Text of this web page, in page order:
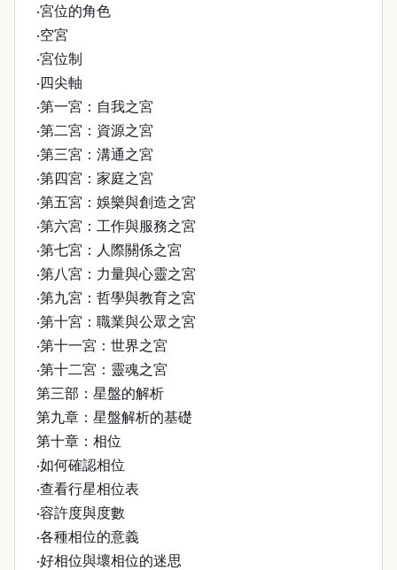
‧宮位的角色
‧空宮
‧宮位制
‧四尖軸
‧第一宮：自我之宮
‧第二宮：資源之宮
‧第三宮：溝通之宮
‧第四宮：家庭之宮
‧第五宮：娛樂與創造之宮
‧第六宮：工作與服務之宮
‧第七宮：人際關係之宮
‧第八宮：力量與心靈之宮
‧第九宮：哲學與教育之宮
‧第十宮：職業與公眾之宮
‧第十一宮：世界之宮
‧第十二宮：靈魂之宮
第三部：星盤的解析
第九章：星盤解析的基礎
第十章：相位
‧如何確認相位
‧查看行星相位表
‧容許度與度數
‧各種相位的意義
‧好相位與壞相位的迷思